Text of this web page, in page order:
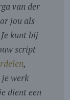
van der
jou als
kunt bij
script
,
werk
dient een